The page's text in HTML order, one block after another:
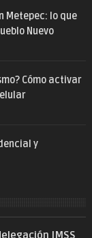
Metepec: lo que
Nuevo
Cómo activar
y
IMSS